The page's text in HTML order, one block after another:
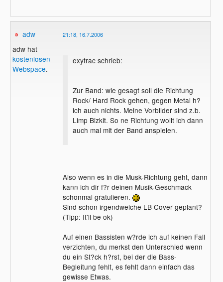
adw
adw hat
kostenlosen
Webspace.
21:18, 16.7.2006
exytrac schrieb:
Zur Band: wie gesagt soll die Richtung
Rock/ Hard Rock gehen, gegen Metal h?
ich auch nichts. Meine Vorbilder sind z.b.
Limp Bizkit. So ne Richtung wollt ich dann
auch mal mit der Band anspielen.
Also wenn es in die Musk-Richtung geht, dann
kann ich dir f?r deinen Musik-Geschmack
schonmal gratulieren.
Sind schon irgendwelche LB Cover geplant?
(Tipp: It'll be ok)
Auf einen Bassisten w?rde ich auf keinen Fall
verzichten, du merkst den Unterschied wenn
du ein St?ck h?rst, bei der die Bass-
Begleitung fehlt, es fehlt dann einfach das
gewisse Etwas.